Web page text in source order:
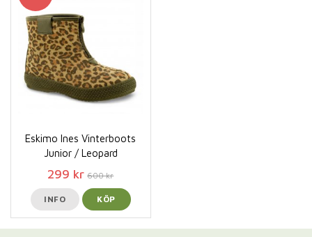
Eskimo Ines Vinterboots
Junior / Leopard
299 kr 600 kr
INFO KÖP